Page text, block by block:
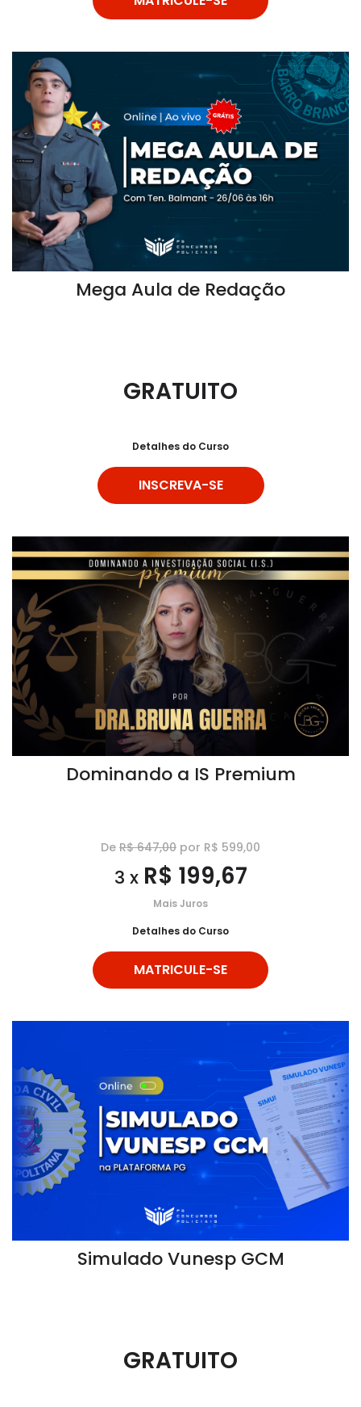
Mega Aula de Redação
GRATUITO
Detalhes do Curso
INSCREVA-SE
Dominando a IS Premium
De R$ 647,00 por R$ 599,00
3 x R$ 199,67
Mais Juros
Detalhes do Curso
MATRICULE-SE
Simulado Vunesp GCM
GRATUITO